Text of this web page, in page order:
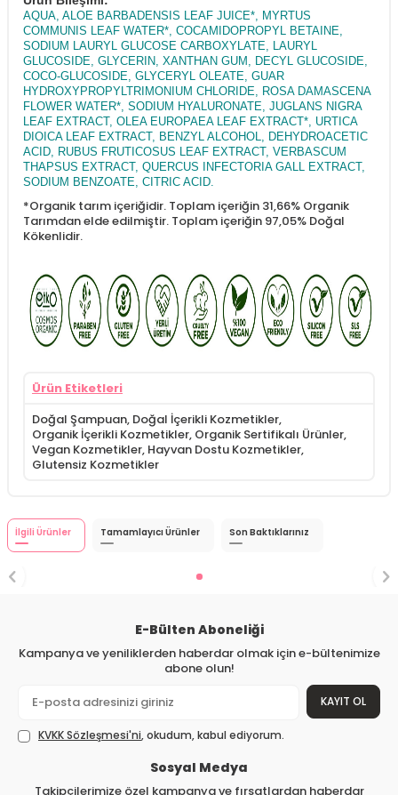
AQUA, ALOE BARBADENSIS LEAF JUICE*, MYRTUS
COMMUNIS LEAF WATER*, COCAMIDOPROPYL BETAINE,
SODIUM LAURYL GLUCOSE CARBOXYLATE, LAURYL
GLUCOSIDE, GLYCERIN, XANTHAN GUM, DECYL GLUCOSIDE,
COCO-GLUCOSIDE, GLYCERYL OLEATE, GUAR
HYDROXYPROPYLTRIMONIUM CHLORIDE, ROSA DAMASCENA
FLOWER WATER*, SODIUM HYALURONATE, JUGLANS NIGRA
LEAF EXTRACT, OLEA EUROPAEA LEAF EXTRACT*, URTICA
DIOICA LEAF EXTRACT, BENZYL ALCOHOL, DEHYDROACETIC
ACID, RUBUS FRUTICOSUS LEAF EXTRACT, VERBASCUM
THAPSUS EXTRACT, QUERCUS INFECTORIA GALL EXTRACT,
SODIUM BENZOATE, CITRIC ACID.
*Organik tarım içeriğidir. Toplam içeriğin 31,66% Organik
Tarımdan elde edilmiştir. Toplam içeriğin 97,05% Doğal
Kökenlidir.
Ürün Etiketleri
Doğal Şampuan, Doğal İçerikli Kozmetikler,
Organik İçerikli Kozmetikler, Organik Sertifikalı Ürünler,
Vegan Kozmetikler, Hayvan Dostu Kozmetikler,
Glutensiz Kozmetikler
İlgili Ürünler Tamamlayıcı Ürünler Son Baktıklarınız
E-Bülten Aboneliği
Kampanya ve yeniliklerden haberdar olmak için e-bültenimize
abone olun!
KAYIT OL
KVKK Sözleşmesi'ni, okudum, kabul ediyorum.
Sosyal Medya
Takipçilerimize özel kampanya ve fırsatlardan haberdar